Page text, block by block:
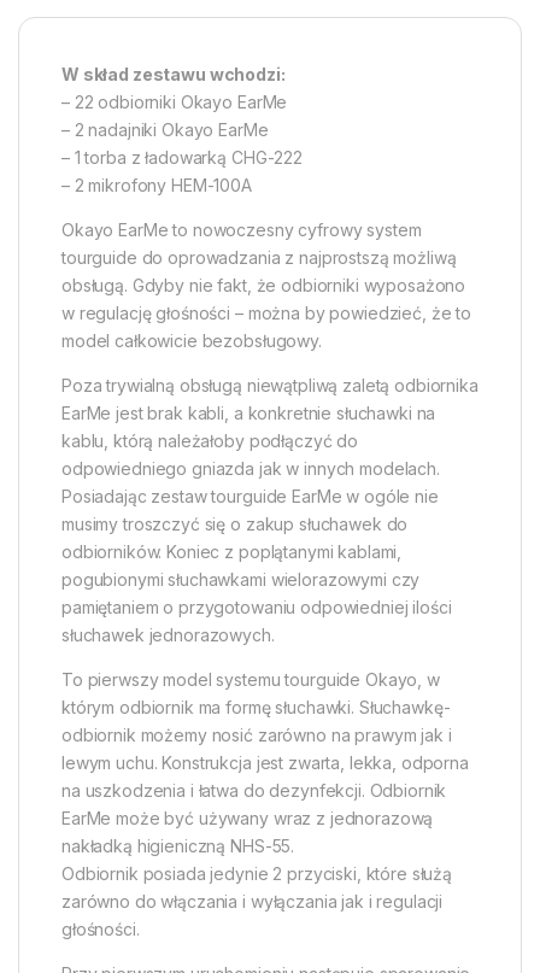
W skład zestawu wchodzi:
– 22 odbiorniki Okayo EarMe
– 2 nadajniki Okayo EarMe
– 1 torba z ładowarką CHG-222
– 2 mikrofony HEM-100A
Okayo EarMe to nowoczesny cyfrowy system
tourguide do oprowadzania z najprostszą możliwą
obsługą. Gdyby nie fakt, że odbiorniki wyposażono
w regulację głośności – można by powiedzieć, że to
model całkowicie bezobsługowy.
Poza trywialną obsługą niewątpliwą zaletą odbiornika
EarMe jest brak kabli, a konkretnie słuchawki na
kablu, którą należałoby podłączyć do
odpowiedniego gniazda jak w innych modelach.
Posiadając zestaw tourguide EarMe w ogóle nie
musimy troszczyć się o zakup słuchawek do
odbiorników. Koniec z poplątanymi kablami,
pogubionymi słuchawkami wielorazowymi czy
pamiętaniem o przygotowaniu odpowiedniej ilości
słuchawek jednorazowych.
To pierwszy model systemu tourguide Okayo, w
którym odbiornik ma formę słuchawki. Słuchawkę-
odbiornik możemy nosić zarówno na prawym jak i
lewym uchu. Konstrukcja jest zwarta, lekka, odporna
na uszkodzenia i łatwa do dezynfekcji. Odbiornik
EarMe może być używany wraz z jednorazową
nakładką higieniczną NHS-55.
Odbiornik posiada jedynie 2 przyciski, które służą
zarówno do włączania i wyłączania jak i regulacji
głośności.